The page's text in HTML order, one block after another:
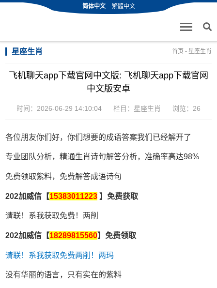
简体中文 繁體中文
星座生肖 首页 - 星座生肖
飞机聊天app下载官网中文版: 飞机聊天app下载官网
中文版安卓
时间：2026-06-29 14:10:04 栏目： 星座生肖 浏览：26
各位朋友你们好，你们想要的成语答案我们已经解开了
专业团队分析，精通生肖诗句解答分析，准确率高达98%
免费领取紫料，免费解答成语诗句
202加威信【15383011223 】免费获取
请联！系我获取免费！两削
202加威信【18289815560】免费领取
请联！系我获取免费两削！两玛
没有华丽的语言，只有实在的紫料